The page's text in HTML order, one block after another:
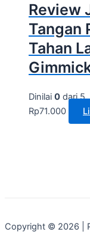
Review
Tangan
Tahan
Dinilai 0 dari 5
Rp71.000
Copyright © 2026 |